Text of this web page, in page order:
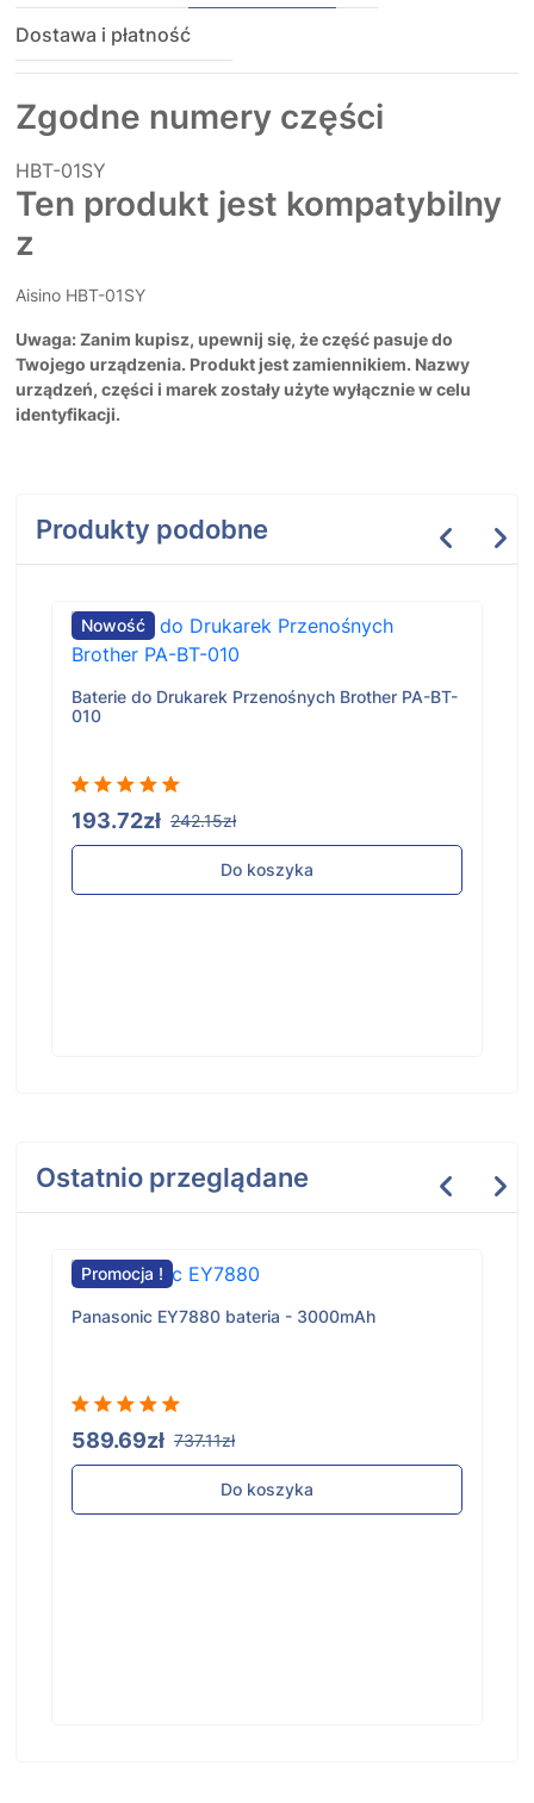
Dostawa i płatność
Zgodne numery części
HBT-01SY
Ten produkt jest kompatybilny
z
Aisino HBT-01SY
Uwaga: Zanim kupisz, upewnij się, że część pasuje do
Twojego urządzenia. Produkt jest zamiennikiem. Nazwy
urządzeń, części i marek zostały użyte wyłącznie w celu
identyfikacji.
Produkty podobne
Nowość
Baterie do Drukarek Przenośnych Brother PA-BT-
010
193.72zł 242.15zł
Do koszyka
Ostatnio przeglądane
Promocja !
Panasonic EY7880 bateria - 3000mAh
589.69zł 737.11zł
Do koszyka